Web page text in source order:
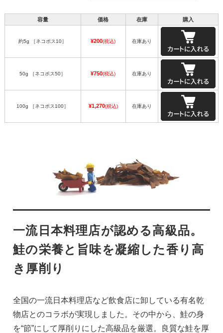
容量 価格 在庫 購入
約5g ［ネコポス10］ ¥200(税込) 在庫あり
50g ［ネコポス50］ ¥750(税込) 在庫あり
100g ［ネコポス100］ ¥1,270(税込) 在庫あり
一流日本料理店が認める高級品。
鮭の栄養と旨味を凝縮した香り高
き厚削り
全国の一流日本料理店など飲食店に卸している有名乾
物店とのコラボが実現しました。その中から、鮭の身
を“節”にして厚削りにした高級品を厳選。良質な鮭を厚